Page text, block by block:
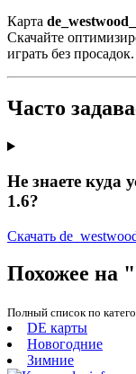
Карта
Скачайте
играть без просадок.
Часто
Не знаете куда
1.6?
Скачать
Похожее на
Полный список по
DE карты
Новогодние
Зимние